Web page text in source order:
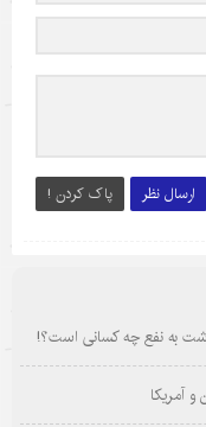
ارسال نظر پاک کردن !
به نفع چه کسانی است؟!
آمریکا